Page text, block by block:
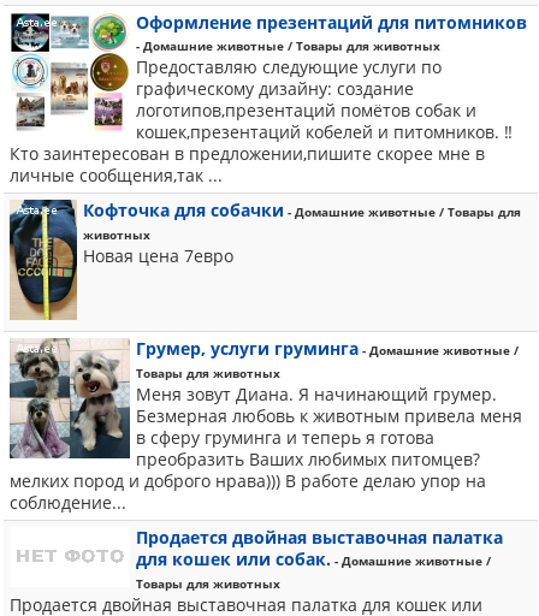
Оформление презентаций для питомников
- Домашние животные / Товары для животных
Предоставляю следующие услуги по
графическому дизайну: создание
логотипов,презентаций помётов собак и
кошек,презентаций кобелей и питомников. ‼️
Кто заинтересован в предложении,пишите скорее мне в
личные сообщения,так ...
Кофточка для собачки - Домашние животные / Товары для
животных
Новая цена 7евро
Грумер, услуги груминга - Домашние животные /
Товары для животных
Меня зовут Диана. Я начинающий грумер.
Безмерная любовь к животным привела меня
в сферу груминга и теперь я готова
преобразить Ваших любимых питомцев?
мелких пород и доброго нрава))) В работе делаю упор на
соблюдение...
Продается двойная выставочная палатка
для кошек или собак. - Домашние животные /
Товары для животных
Продается двойная выставочная палатка для кошек или